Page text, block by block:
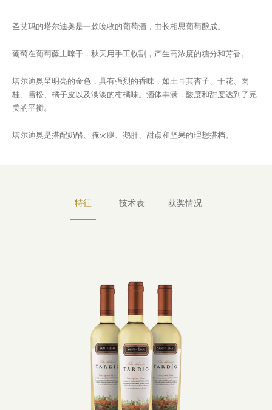
圣艾玛的塔尔迪奥是一款晚收的葡萄酒，由长相思葡萄酿成。
葡萄在葡萄藤上晾干，秋天用手工收割，产生高浓度的糖分和芳香。
塔尔迪奥呈明亮的金色，具有强烈的香味，如土耳其杏子、干花、肉
桂、雪松、橘子皮以及淡淡的柑橘味。酒体丰满，酸度和甜度达到了完
美的平衡。
塔尔迪奥是搭配奶酪、腌火腿、鹅肝、甜点和坚果的理想搭档。
特征 技术表 获奖情况